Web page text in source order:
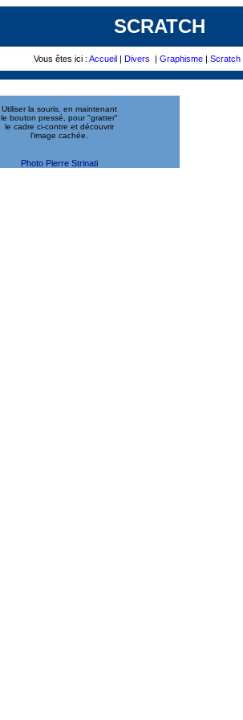
SCRATCH
Vous êtes ici : Accueil | Divers | Graphisme | Scratch
Utiliser la souris, en maintenant
le bouton pressé, pour "gratter"
le cadre ci-contre et découvrir
l'image cachée.
Photo Pierre Strinati